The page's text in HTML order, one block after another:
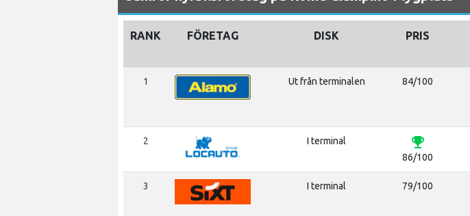
RANK FÖRETAG DISK PRIS
1 Ut från terminalen 84/100
2 I terminal emoji_events
86/100
3 I terminal 79/100